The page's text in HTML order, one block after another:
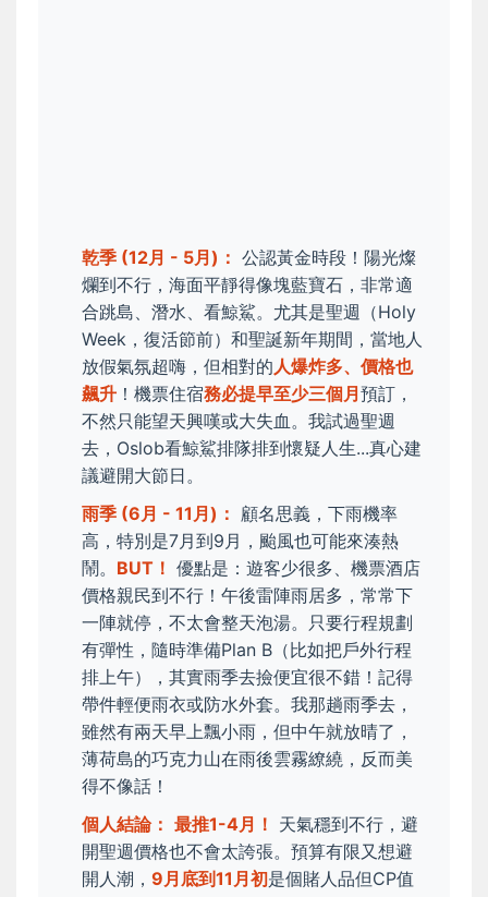
乾季 (12月 - 5月)： 公認黃金時段！陽光燦
爛到不行，海面平靜得像塊藍寶石，非常適
合跳島、潛水、看鯨鯊。尤其是聖週（Holy
Week，復活節前）和聖誕新年期間，當地人
放假氣氛超嗨，但相對的人爆炸多、價格也
飆升 ！機票住宿務必提早至少三個月 預訂，
不然只能望天興嘆或大失血。我試過聖週
去，Oslob看鯨鯊排隊排到懷疑人生...真心建
議避開大節日。
雨季 (6月 - 11月)： 顧名思義，下雨機率
高，特別是7月到9月，颱風也可能來湊熱
鬧。 BUT！ 優點是：遊客少很多、機票酒店
價格親民到不行！午後雷陣雨居多，常常下
一陣就停，不太會整天泡湯。只要行程規劃
有彈性，隨時準備Plan B（比如把戶外行程
排上午），其實雨季去撿便宜很不錯！記得
帶件輕便雨衣或防水外套。我那趟雨季去，
雖然有兩天早上飄小雨，但中午就放晴了，
薄荷島的巧克力山在雨後雲霧繚繞，反而美
得不像話！
個人結論： 最推1-4月！ 天氣穩到不行，避
開聖週價格也不會太誇張。預算有限又想避
開人潮， 9月底到11月初是個賭人品但CP值